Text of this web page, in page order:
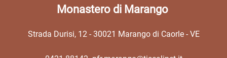
Monastero di Marango
Strada Durisi, 12 - 30021 Marango di Caorle - VE